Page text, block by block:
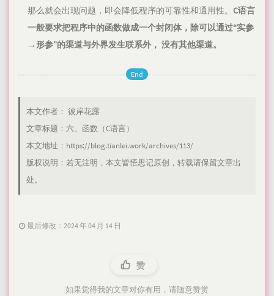
那么就会出现问题，即会降低程序的可靠性和通用性。 C语言
一般要求把程序中的函数做成一个封闭体，除可以通过“实参
→形参”的渠道与外界发生联系外， 没有其他渠道。
End
本文作者： 彼岸花露
文章标题： 六、函数（C语言）
本文地址： https://blog.tianlei.work/archives/113/
版权说明：若无注明，本文皆悟思记原创，转载请保留文章出
处。
最后修改：2024 年 04 月 14 日
赞
如果觉得我的文章对你有用，请随意赞赏